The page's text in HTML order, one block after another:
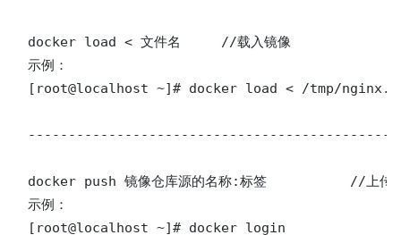
docker load < 文件名	//载入镜像
示例：
[root@localhost ~]# docker load < /tmp/
docker push 镜像仓库源的名称:标签		//上传镜像到公有仓库（必须要有docker官方账号，且创建属于自己的仓库）
示例：
[root@localhost ~]# docker login